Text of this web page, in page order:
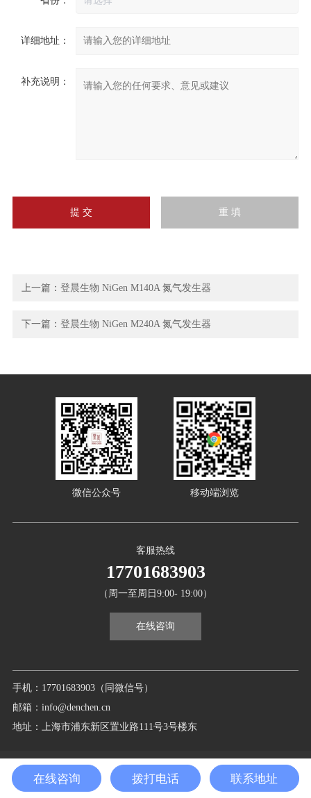
详细地址：
补充说明：
上一篇：登晨生物 NiGen M140A 氮气发生器
下一篇：登晨生物 NiGen M240A 氮气发生器
手机：17701683903（同微信号）
邮箱：info@denchen.cn
地址：上海市浦东新区置业路111号3号楼东
客服热线
17701683903
（周一至周日9:00- 19:00）
在线咨询
微信公众号 移动端浏览
Copyright©2025 上海登晨生物医疗科技有限公司 All Right Reserved.
备案号：沪ICP备18021396号-1 sitemap.xml
在线咨询 拨打电话 联系地址